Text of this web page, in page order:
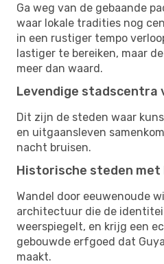
Ga weg van de gebaande
waar lokale tradities nog
in een rustiger tempo
lastiger te bereiken, maar
meer dan waard.
Levendige stadscentra
Dit zijn de steden waar
en uitgaansleven
nacht bruisen.
Historische steden
Wandel door eeuwenoude
architectuur die de
weerspiegelt, en krijg een
gebouwde erfgoed dat
maakt.